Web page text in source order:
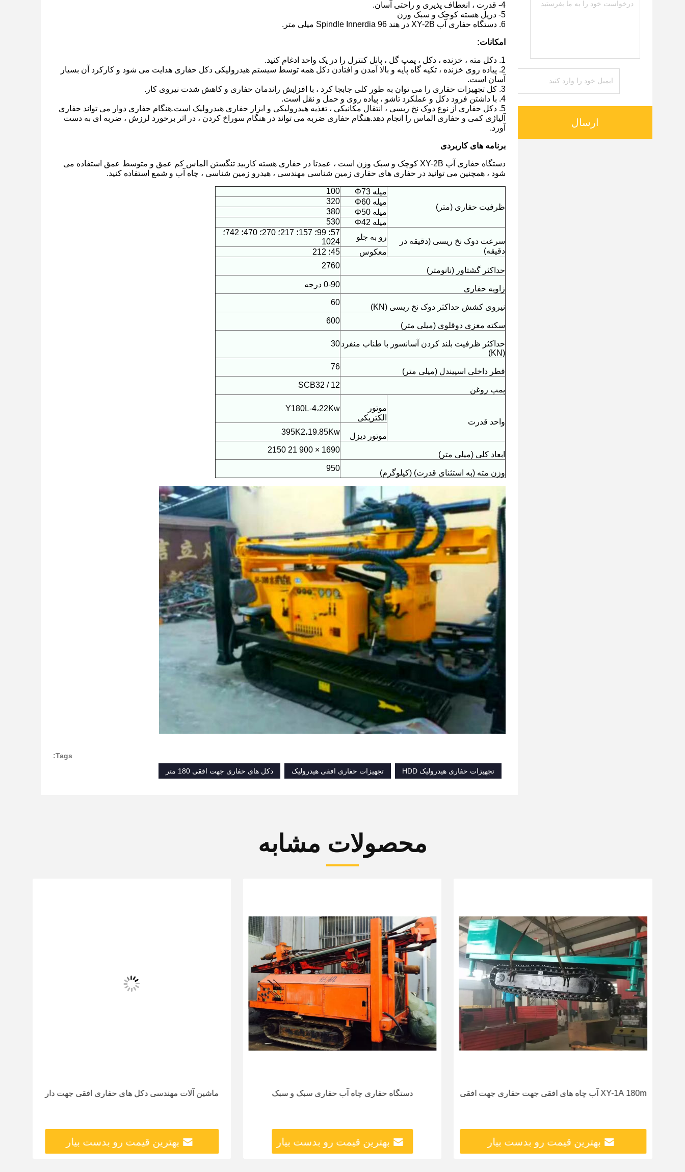
ارسال
4- قدرت ، انعطاف پذیری و راحتی آسان.
5- دریل هسته کوچک و سبک وزن
6. دستگاه حفاری آب XY-2B در هند Spindle Innerdia 96 میلی متر.
امکانات:
1. دکل مته ، خزنده ، دکل ، پمپ گل ، پانل کنترل را در یک واحد ادغام کنید.
2. پیاده روی خزنده ، تکیه گاه پایه و بالا آمدن و افتادن دکل همه توسط سیستم هیدرولیکی دکل حفاری هدایت می شود و کارکرد آن بسیار
آسان است.
3. کل تجهیزات حفاری را می توان به طور کلی جابجا کرد ، با افزایش راندمان حفاری و کاهش شدت نیروی کار.
4. با داشتن فرود دکل و عملکرد تاشو ، پیاده روی و حمل و نقل است.
5. دکل حفاری از نوع دوک نخ ریسی ، انتقال مکانیکی ، تغذیه هیدرولیکی و ابزار حفاری هیدرولیک است.هنگام حفاری دوار می تواند حفاری
آلیاژی کمی و حفاری الماس را انجام دهد.هنگام حفاری ضربه می تواند در هنگام سوراخ کردن ، در اثر برخورد لرزش ، ضربه ای به دست
آورد.
برنامه های کاربردی
دستگاه حفاری آب XY-2B کوچک و سبک وزن است ، عمدتا در حفاری هسته کاربید تنگستن الماس کم عمق و متوسط ​​عمق استفاده می
شود ، همچنین می توانید در حفاری های حفاری زمین شناسی مهندسی ، هیدرو زمین شناسی ، چاه آب و شمع استفاده کنید.
ظرفیت حفاری (متر)
میله Φ73
100
میله Φ60
320
میله Φ50
380
میله Φ42
530
سرعت دوک نخ ریسی (دقیقه در
دقیقه)
رو به جلو
57؛ 99؛ 157؛ 217؛ 270؛ 470؛ 742؛
1024
معکوس
45؛ 212
حداکثر گشتاور (نانومتر)
2760
زاویه حفاری 0-90 درجه
نیروی کشش حداکثر دوک نخ ریسی (KN)
60
سکته مغزی دوقلوی (میلی متر)
600
حداکثر ظرفیت بلند کردن آسانسور با طناب منفرد
(KN)
30
قطر داخلی اسپیندل (میلی متر)
76
پمپ روغن
SCB32 / 12
واحد قدرت
موتور
الکتریکی
Y180L-4،22Kw
موتور دیزل 395K2،19.85Kw
ابعاد کلی (میلی متر)
1690 × 900 21 2150
وزن مته (به استثنای قدرت) (کیلوگرم)
950
Tags:
تجهیزات حفاری هیدرولیک HDD
تجهیزات حفاری افقی هیدرولیک دکل های حفاری جهت افقی 180 متر
محصولات مشابه
XY-1A 180m آب چاه های افقی جهت حفاری جهت افقی
بهترین قیمت رو بدست بیار
دستگاه حفاری چاه آب حفاری سبک و سبک
بهترین قیمت رو بدست بیار
ماشین آلات مهندسی دکل های حفاری افقی جهت دار
بهترین قیمت رو بدست بیار